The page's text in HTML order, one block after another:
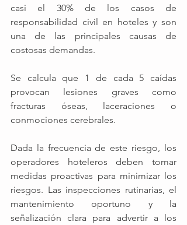
casi el 30% de los casos de
responsabilidad civil en hoteles y son
una de las principales causas de
costosas demandas.
Se calcula que 1 de cada 5 caídas
provocan lesiones graves como
fracturas óseas, laceraciones o
conmociones cerebrales.
Dada la frecuencia de este riesgo, los
operadores hoteleros deben tomar
medidas proactivas para minimizar los
riesgos. Las inspecciones rutinarias, el
mantenimiento oportuno y la
señalización clara para advertir a los